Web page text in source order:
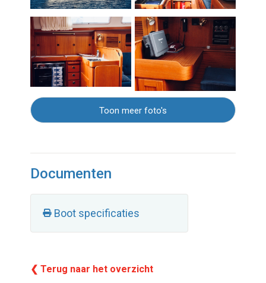
Toon meer foto's
Documenten
Boot specificaties
❮ Terug naar het overzicht